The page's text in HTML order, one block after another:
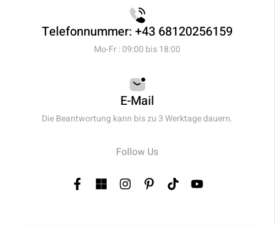
Telefonnummer: +43 68120256159
Mo-Fr : 09:00 bis 18:00
E-Mail
Die Beantwortung kann bis zu 3 Werktage dauern.
Follow Us